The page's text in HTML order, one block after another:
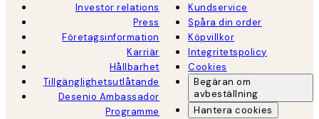
Investor relations
Press
Företagsinformation
Karriär
Hållbarhet
Tillgänglighetsutlåtande
Desenio Ambassador
Programme
Kundservice
Spåra din order
Köpvillkor
Integritetspolicy
Cookies
Begäran om
avbeställning
Hantera cookies